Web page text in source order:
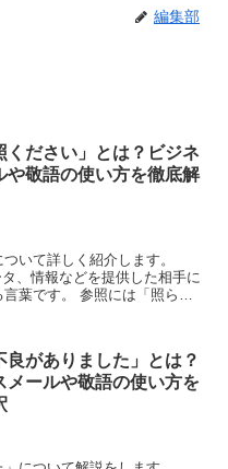
編集部
ください」とは？ビジネ
や敬語の使い方を徹底解
いて詳しく紹介します。
、情報などを提供した相手に
葉です。 参照には「照らし
良がありました」とは？
メールや敬語の使い方を